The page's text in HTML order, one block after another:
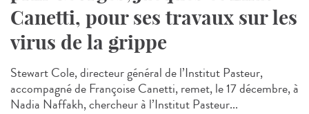
Canetti, pour ses travaux sur les
virus de la grippe
Stewart Cole, directeur général de l’Institut Pasteur,
accompagné de Françoise Canetti, remet, le 17 décembre, à
Nadia Naffakh, chercheur à l’Institut Pasteur...